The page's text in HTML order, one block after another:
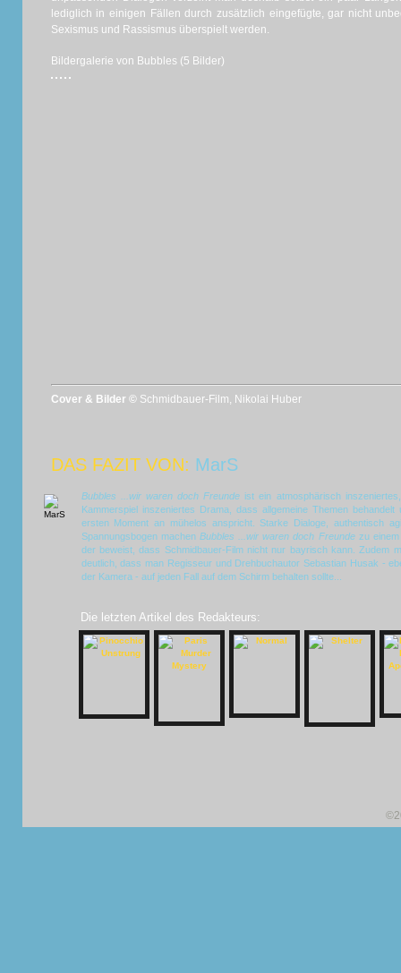
lediglich in einigen Fällen durch zusätzlich eingefügte, gar nicht
Sexismus und Rassismus überspielt werden.
Bildergalerie von Bubbles (5 Bilder)
Cover & Bilder © Schmidbauer-Film, Nikolai Huber
DAS FAZIT VON: MarS
Bubbles ...wir waren doch Freunde ist ein atmosphärisch
Kammerspiel inszeniertes Drama, dass allgemeine Themen
ersten Moment an mühelos anspricht. Starke Dialoge, authentisch
Spannungsbogen machen Bubbles ...wir waren doch Freundezu einem
der beweist, dass Schmidbauer-Film nicht nur bayrisch kann. Zudem
deutlich, dass man Regisseur und Drehbuchautor Sebastian Husak -
der Kamera - auf jeden Fall auf dem Schirm behalten sollte...
Die letzten Artikel des Redakteurs: